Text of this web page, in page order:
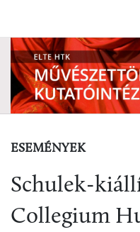
ESEMÉNYEK
Schulek-
Collegium